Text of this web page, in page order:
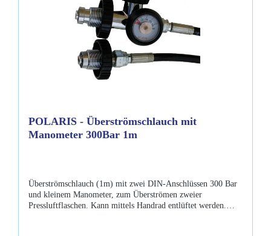
POLARIS - Überströmschlauch mit
Manometer 300Bar 1m
Überströmschlauch (1m) mit zwei DIN-Anschlüssen 300 Bar
und kleinem Manometer, zum Überströmen zweier
Pressluftflaschen. Kann mittels Handrad entlüftet werden.